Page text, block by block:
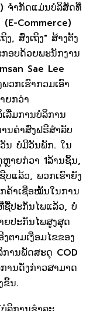
ຈຳກັດແມ່ນບໍລິສັດທີ່
Commerce)
, ສົ່ງເຖິງ" ສ້າງຕັ້ງ
ອບດ້ວຍພະນັກງານ
Sae Lee
ວກເຮົາກວມເອົາ
ຍກວ່າ
ລີ່ມການບໍລິການ
ນຄ່າສົ່ງຟຣີສຳລັບ
ນ ບໍ່ມີວັນພັກ. ໃນ
າຍກ່ວາ 1ລ້ານຊິ້ນ,
ແລ້ວ, ພວກເຮົາຍັງ
ຄ້າເຊື່ອໝັ້ນໃນການ
ຊື້ປະກັນໄພແລ້ວ, ບໍ່
ຍປະກັນໄພສູງສຸດ
ຕາມເງື່ອມໄຂຂອງ
ານພັດສະດຸ COD
ານດັ່ງກ່າວສາມາດ
ຂຶ້ນ.